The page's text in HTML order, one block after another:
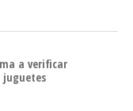
a verificar